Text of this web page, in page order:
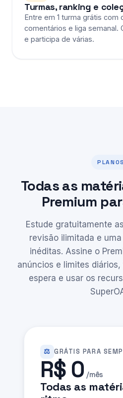
Turmas, ranking e
Entre em 1 turma grátis com
comentários e liga semanal.
e participa de várias.
PLANOS
Todas as
Premium
Estude gratuitamente
revisão ilimitada e
inéditas. Assine o
anúncios e limites
espera e usar os
⚖️ GRÁTIS PARA
R$ 0 /mês
Todas as